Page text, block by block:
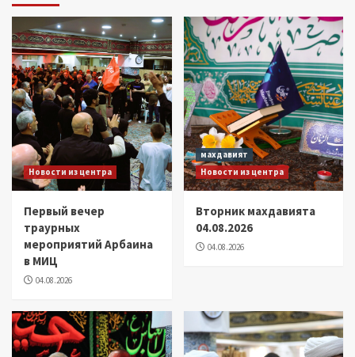
Новости из центра
Первый вечер
траурных
мероприятий Арбаина
в МИЦ
04.08.2026
махдавият
Новости из центра
Вторник махдавията
04.08.2026
04.08.2026